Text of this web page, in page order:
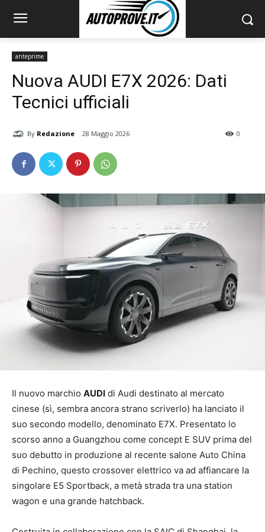
anteprime
Nuova AUDI E7X 2026: Dati
Tecnici ufficiali
By Redazione 28 Maggio 2026 0
Il nuovo marchio AUDI di Audi destinato al mercato
cinese (sì, sembra ancora strano scriverlo) ha lanciato il
suo secondo modello, denominato E7X. Presentato lo
scorso anno a Guangzhou come concept E SUV prima del
suo debutto in produzione al recente salone Auto China
di Pechino, questo crossover elettrico va ad affiancare la
singolare E5 Sportback, a metà strada tra una station
wagon e una grande hatchback.